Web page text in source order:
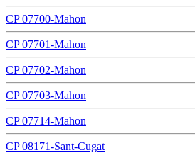
CP 07700-Mahon
CP 07701-Mahon
CP 07702-Mahon
CP 07703-Mahon
CP 07714-Mahon
CP 08171-Sant-Cugat